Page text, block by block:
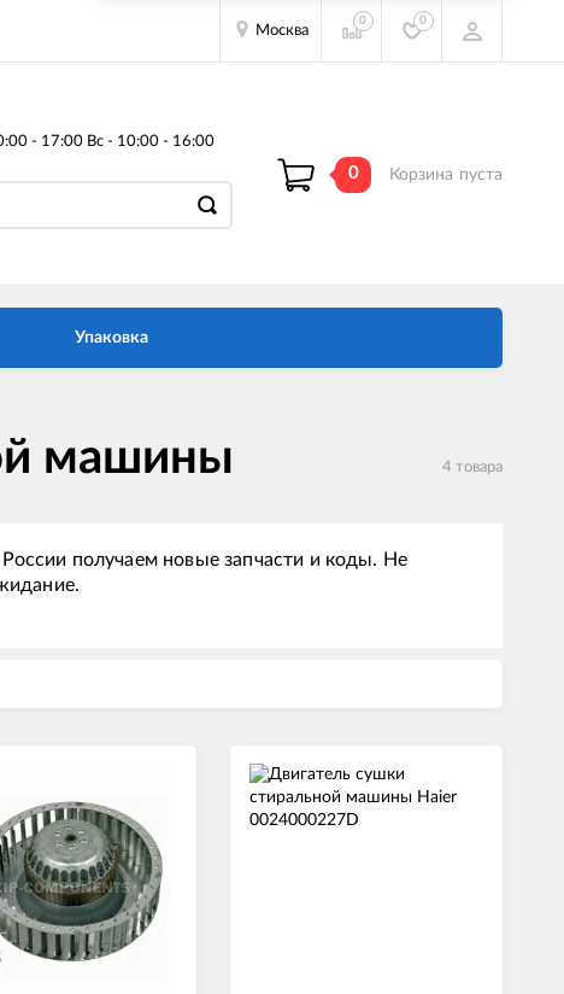
Москва
0 0
- 17:00 Вс - 10:00 - 16:00
0 Корзина пуста
Упаковка
машины 4 товара
получаем новые запчасти и коды. Не